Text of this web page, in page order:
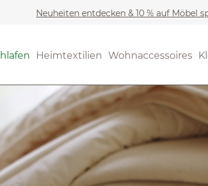
Neuheiten entdecken & 10 % auf Möbel
Heimtextilien Wohnaccessoires